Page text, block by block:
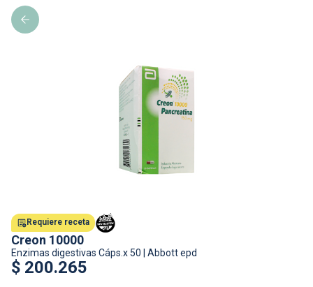
Requiere receta
Creon 10000
Enzimas digestivas Cáps.x 50 Abbott epd
$ 200.265